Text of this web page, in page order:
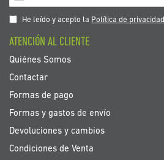
a
nuestro
de
noticias:
He leído y acepto la Política de privacidad
ATENCIÓN AL CLIENTE
Quiénes Somos
Contactar
Formas de pago
Formas y gastos de envío
Devoluciones y cambios
Condiciones de Venta